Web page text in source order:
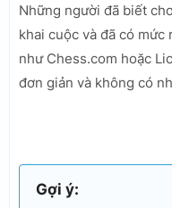
Những người đã biết
khai cuộc và đã có
như Chess.com hoặc
đơn giản và không có
Gợi ý: